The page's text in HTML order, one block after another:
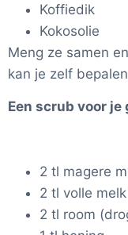
Koffiedik
Kokosolie
Meng ze samen
kan je zelf
Een scrub voor je
2 tl magere
2 tl volle
2 tl room